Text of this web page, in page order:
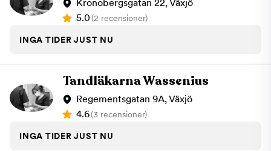
Kronobergsgatan 22, Växjö
5.0(2 recensioner)
INGA TIDER JUST NU
Tandläkarna Wassenius
Regementsgatan 9A, Växjö
4.6(3 recensioner)
INGA TIDER JUST NU